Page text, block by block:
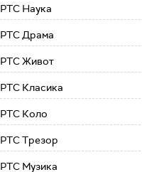
РТС Наука
РТС Драма
РТС Живот
РТС Класика
РТС Коло
РТС Трезор
РТС Музика